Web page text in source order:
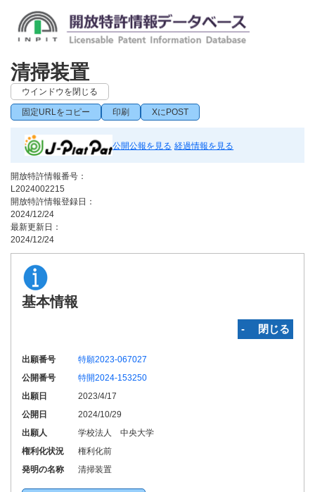
清掃装置
ウインドウを閉じる
固定URLをコピー 印刷 XにPOST
公開公報を見る 経過情報を見る
開放特許情報番号：
L2024002215
開放特許情報登録日：
2024/12/24
最新更新日：
2024/12/24
基本情報
‐ 閉じる
出願番号
特願2023-067027
公開番号
特開2024-153250
出願日
2023/4/17
公開日
2024/10/29
出願人
学校法人 中央大学
権利化状況
権利化前
発明の名称
清掃装置